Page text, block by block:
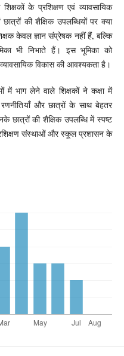
के प्रशिक्षण एवं व्यावसायिक
की शैक्षिक उपलब्धियों पर क्या
केवल ज्ञान संप्रेषक नहीं हैं, बल्कि
भी निभाते हैं। इस भूमिका को
विकास की आवश्यकता है।
में भाग लेने वाले शिक्षकों ने कक्षा में
और छात्रों के साथ बेहतर
छात्रों की शैक्षिक उपलब्धि में स्पष्ट
संस्थाओं और स्कूल प्रशासन के